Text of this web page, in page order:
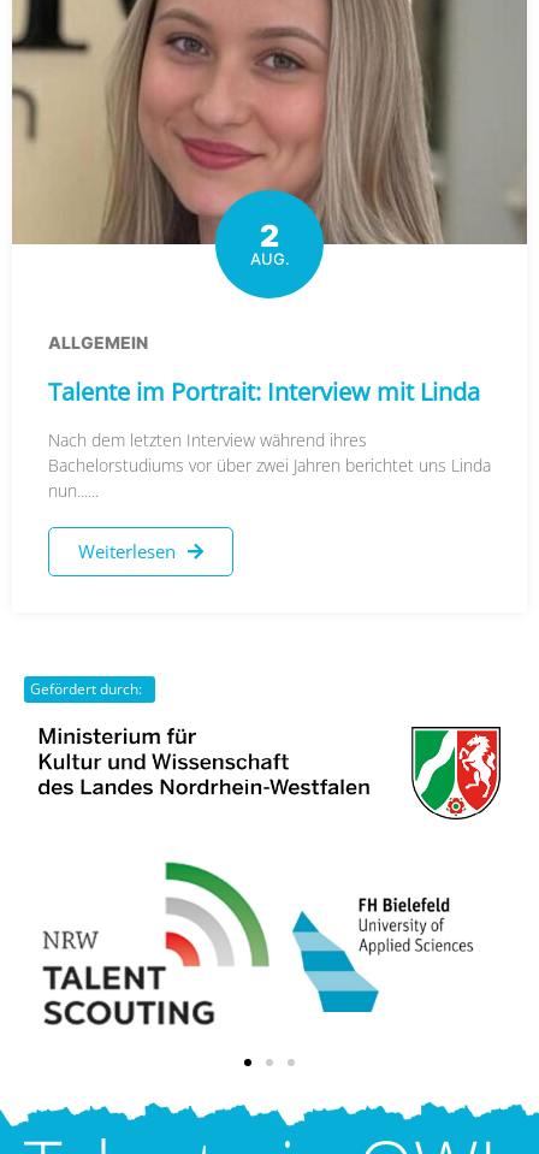
2
AUG.
ALLGEMEIN
Talente im Portrait: Interview mit Linda
Nach dem letzten Interview während ihres
Bachelorstudiums vor über zwei Jahren berichtet uns Linda
nun......
Weiterlesen
Gefördert durch: